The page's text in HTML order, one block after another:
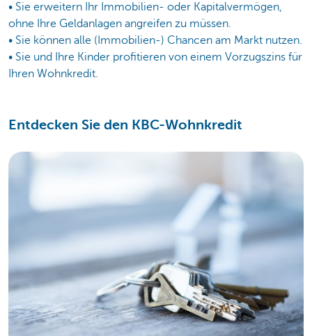
• Sie erweitern Ihr Immobilien- oder Kapitalvermögen,
ohne Ihre Geldanlagen angreifen zu müssen.
• Sie können alle (Immobilien-) Chancen am Markt nutzen.
• Sie und Ihre Kinder profitieren von einem Vorzugszins für
Ihren Wohnkredit.
Entdecken Sie den KBC-Wohnkredit